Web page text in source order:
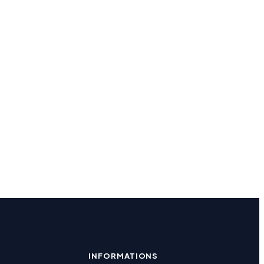
INFORMATIONS